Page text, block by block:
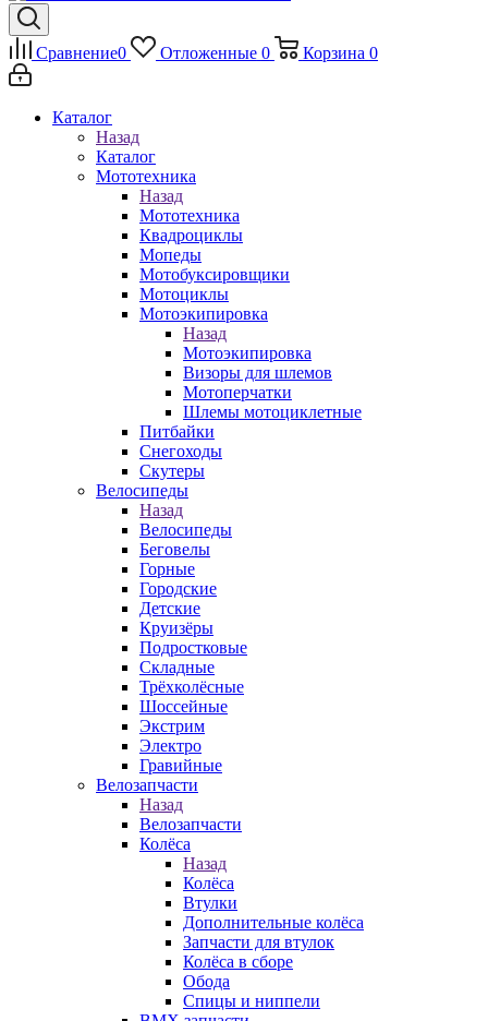
Сравнение0 Отложенные 0 Корзина 0
Каталог
Назад
Каталог
Мототехника
Назад
Мототехника
Квадроциклы
Мопеды
Мотобуксировщики
Мотоциклы
Мотоэкипировка
Назад
Мотоэкипировка
Визоры для шлемов
Мотоперчатки
Шлемы мотоциклетные
Питбайки
Снегоходы
Скутеры
Велосипеды
Назад
Велосипеды
Беговелы
Горные
Городские
Детские
Круизёры
Подростковые
Складные
Трёхколёсные
Шоссейные
Экстрим
Электро
Гравийные
Велозапчасти
Назад
Велозапчасти
Колёса
Назад
Колёса
Втулки
Дополнительные колёса
Запчасти для втулок
Колёса в сборе
Обода
Спицы и ниппели